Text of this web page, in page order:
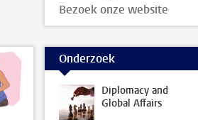
Bezoek onze website
Onderzoek
Diplomacy and
Global Affairs